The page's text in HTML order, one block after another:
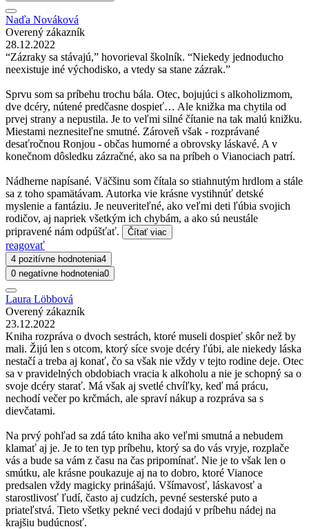
Naďa Nováková
Overený zákazník
28.12.2022
“Zázraky sa stávajú,” hovorieval školník. “Niekedy jednoducho
neexistuje iné východisko, a vtedy sa stane zázrak.”
Sprvu som sa príbehu trochu bála. Otec, bojujúci s alkoholizmom,
dve dcéry, nútené predčasne dospieť… Ale knižka ma chytila od
prvej strany a nepustila. Je to veľmi silné čítanie na tak malú knižku.
Miestami neznesiteľne smutné. Zároveň však - rozprávané
desaťročnou Ronjou - občas humorné a obrovsky láskavé. A v
konečnom dôsledku zázračné, ako sa na príbeh o Vianociach patrí.
Nádherne napísané. Väčšinu som čítala so stiahnutým hrdlom a stále
sa z toho spamätávam. Autorka vie krásne vystihnúť detské
myslenie a fantáziu. Je neuveriteľné, ako veľmi deti ľúbia svojich
rodičov, aj napriek všetkým ich chybám, a ako sú neustále
pripravené nám odpúšťať.
Čítať viac
reagovať
4 pozitívne hodnotenia4
0 negatívne hodnotenia0
Laura Löbbová
Overený zákazník
23.12.2022
Kniha rozpráva o dvoch sestrách, ktoré museli dospieť skôr než by
mali. Žijú len s otcom, ktorý síce svoje dcéry ľúbi, ale niekedy láska
nestačí a treba aj konať, čo sa však nie vždy v tejto rodine deje. Otec
sa v pravidelných obdobiach vracia k alkoholu a nie je schopný sa o
svoje dcéry starať. Má však aj svetlé chvíľky, keď má prácu,
nechodí večer po krčmách, ale spraví nákup a rozpráva sa s
dievčatami.
Na prvý pohľad sa zdá táto kniha ako veľmi smutná a nebudem
klamať aj je. Je to ten typ príbehu, ktorý sa do vás vryje, rozplače
vás a bude sa vám z času na čas pripomínať. Nie je to však len o
smútku, ale krásne poukazuje aj na to dobro, ktoré Vianoce
predsalen vždy magicky prinášajú. Všímavosť, láskavosť a
starostlivosť ľudí, často aj cudzích, pevné sesterské puto a
priateľstvá. Tieto všetky pekné veci dodajú v príbehu nádej na
krajšiu budúcnosť.